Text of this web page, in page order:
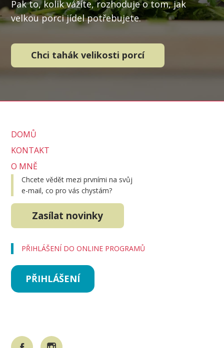
Pak to, kolik vážíte, rozhoduje o tom, jak
velkou porci jídel potřebujete.
Chci tahák velikosti porcí
DOMŮ
KONTAKT
O MNĚ
Chcete vědět mezi prvními na svůj
e-mail, co pro vás chystám?
Zasílat novinky
PŘIHLÁŠENÍ DO ONLINE PROGRAMŮ
PŘIHLÁŠENÍ